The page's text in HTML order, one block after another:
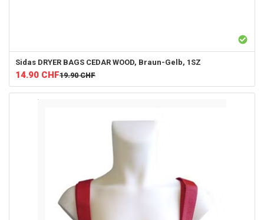
Sidas DRYER BAGS CEDAR WOOD, Braun-Gelb, 1SZ
14.90 CHF19.90 CHF